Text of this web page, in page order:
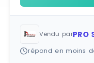
Vendu parPRO
répond en moins